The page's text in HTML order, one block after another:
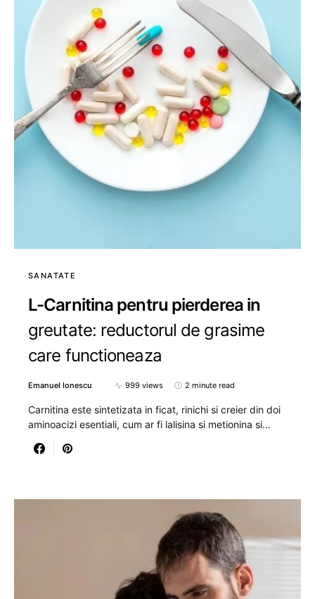
SANATATE
L-Carnitina pentru pierderea in
greutate: reductorul de grasime
care functioneaza
Emanuel Ionescu 999 views 2 minute read
Carnitina este sintetizata in ficat, rinichi si creier din doi
aminoacizi esentiali, cum ar fi lalisina si metionina si…